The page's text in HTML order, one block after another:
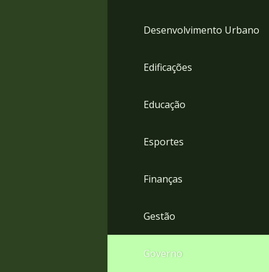
Desenvolvimento Urbano
Edificações
Educação
Esportes
Finanças
Gestão
Governo